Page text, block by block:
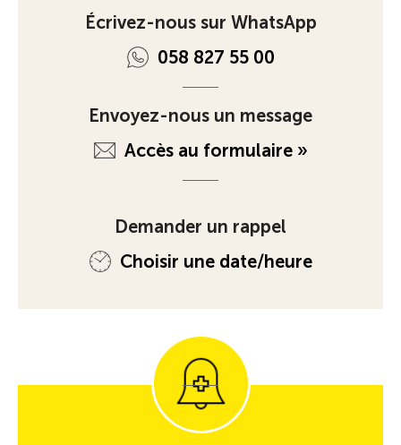
Écrivez-nous sur WhatsApp
058 827 55 00
Envoyez-nous un message
Accès au formulaire »
Demander un rappel
Choisir une date/heure